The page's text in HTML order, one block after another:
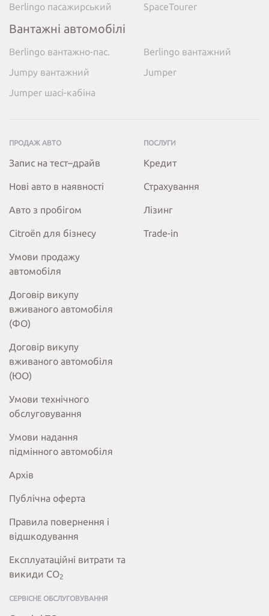
Berlingo пасажирський
SpaceTourer
Вантажні автомобілі
Berlingo вантажно-пас.
Berlingo вантажний
Jumpy вантажний
Jumper
Jumper шасі-кабіна
ПРОДАЖ АВТО
Запис на тест–драйв
Нові авто в наявності
Авто з пробігом
Citroёn для бізнесу
Умови продажу
автомобіля
Договір викупу
вживаного автомобіля
(ФО)
Договір викупу
вживаного автомобіля
(ЮО)
Умови технічного
обслуговування
Умови надання
підмінного автомобіля
Архів
Публічна оферта
Правила повернення і
відшкодування
Експлуатаційні витрати та
викиди СО2
ПОСЛУГИ
Кредит
Страхування
Лізинг
Trade-in
СЕРВІСНЕ ОБСЛУГОВУВАННЯ